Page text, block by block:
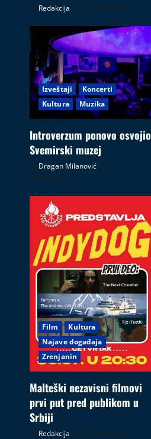
Redakcija 05.08.2026
Izveštaji
Koncerti
Kultura
Muzika
Introverzum ponovo osvojio
Svemirski muzej
Dragan Milanović
28.07.2026
Film
Kultura
Najave događaja
Zrenjanin
Malteški nezavisni filmovi
prvi put pred publikom u
Srbiji
Redakcija 26.07.2026